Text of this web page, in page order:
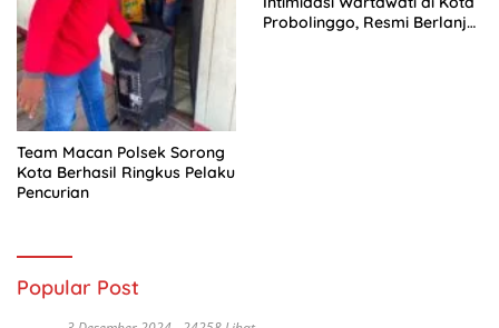
Team Macan Polsek Sorong
Kota Berhasil Ringkus Pelaku
Pencurian
Probolinggo, Resmi Berlanjut
Popular Post